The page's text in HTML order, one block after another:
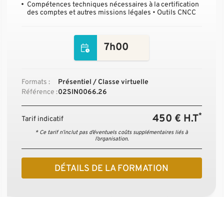
Compétences techniques nécessaires à la certification
des comptes et autres missions légales • Outils CNCC
7h00
Formats :
Présentiel / Classe virtuelle
Référence :02SIN0066.26
Tarif indicatif 450 € H.T*
* Ce tarif n’inclut pas d’éventuels coûts supplémentaires liés à
l’organisation.
DÉTAILS DE LA FORMATION